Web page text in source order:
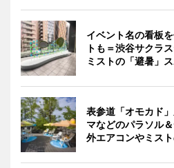
イベント名の看板
トも＝渋谷サクラ
ミストの「避暑」
表参道「オモカド
マなどのパラソル
外エアコンやミス